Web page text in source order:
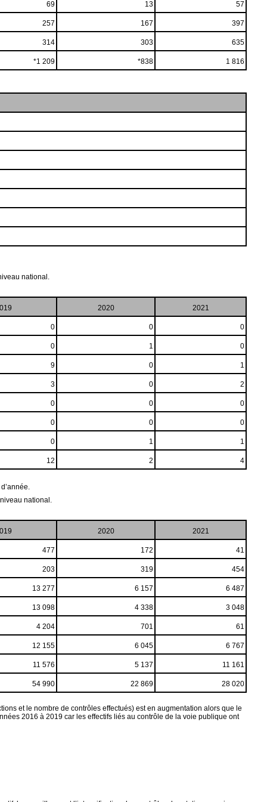
69 13 57
257 167 397
314 303 635
*1 209 *838 1 816
national.
2020 2021
0 0 0
0 1 0
9 0 1
3 0 2
0 0 0
0 0 0
0 1 1
12 2 4
national.
2020 2021
477 172 41
203 319 454
13 277 6 157 6 487
13 098 4 338 3 048
4 204 701 61
12 155 6 045 6 767
11 576 5 137 11 161
54 990 22 869 28 020
et le nombre de contrôles effectués) est en augmentation alors que le
2016 à 2019 car les effectifs liés au contrôle de la voie publique ont